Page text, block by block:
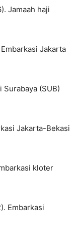
Jamaah haji
Jakarta
Surabaya (SUB)
Jakarta-Bekasi
kloter
Embarkasi